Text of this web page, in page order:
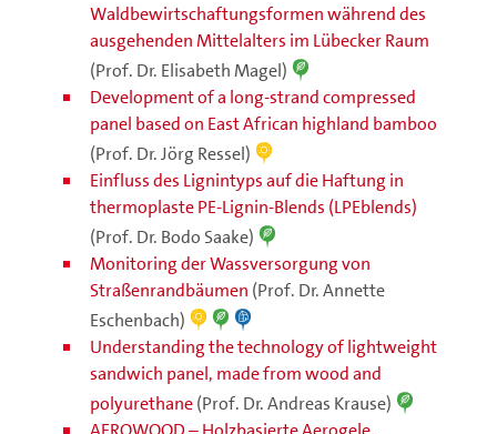
Waldbewirtschaftungsformen während des
ausgehenden Mittelalters im Lübecker Raum
(Prof. Dr. Elisabeth Magel)
Development of a long-strand compressed
panel based on East African highland bamboo
(Prof. Dr. Jörg Ressel)
Einfluss des Lignintyps auf die Haftung in
thermoplaste PE-Lignin-Blends (LPEblends)
(Prof. Dr. Bodo Saake)
Monitoring der Wassversorgung von
Straßenrandbäumen (Prof. Dr. Annette
Eschenbach)
Understanding the technology of lightweight
sandwich panel, made from wood and
polyurethane(Prof. Dr. Andreas Krause)